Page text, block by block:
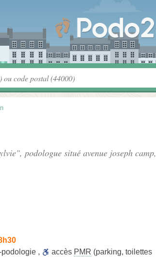
podologue situé avenue joseph camp,
, accès PMR (parking, toilettes